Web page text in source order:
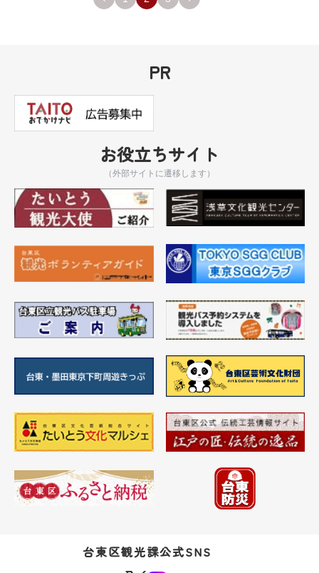
PR
お役立ちサイト
（外部サイトに遷移します）
台東区観光課公式SNS